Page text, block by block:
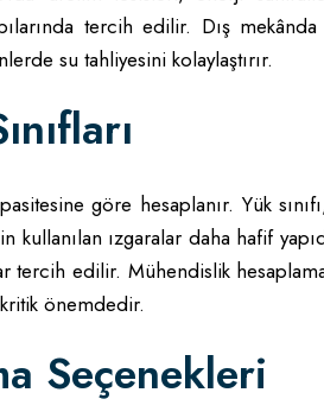
tercih edilir. Dış
su tahliyesini kolaylaştırır.
göre hesaplanır. Yük
kullanılan ızgaralar daha hafif
tercih edilir. Mühendislik
önemdedir.
Seçenekleri